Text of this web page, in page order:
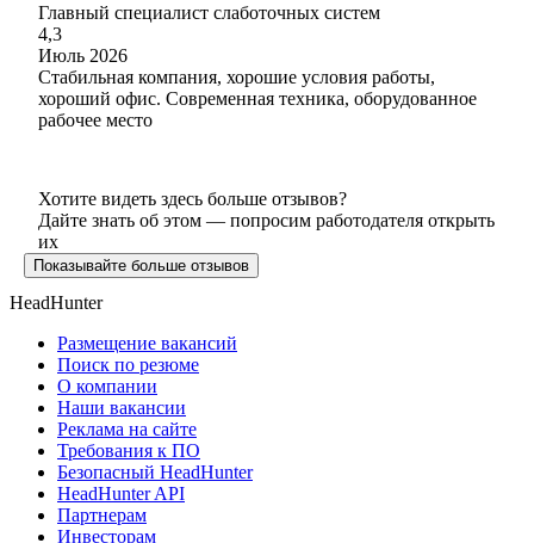
Главный специалист слаботочных систем
4,3
Июль 2026
Стабильная компания, хорошие условия работы,
хороший офис. Современная техника, оборудованное
рабочее место
Хотите видеть здесь больше отзывов?
Дайте знать об этом — попросим работодателя открыть
их
Показывайте больше отзывов
HeadHunter
Размещение вакансий
Поиск по резюме
О компании
Наши вакансии
Реклама на сайте
Требования к ПО
Безопасный HeadHunter
HeadHunter API
Партнерам
Инвесторам